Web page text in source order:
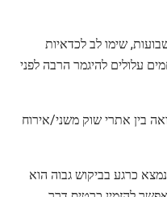
הכירו את הסבב, בדקו סביב 6 שבועות, שימו לב לכדאיות
עלולים להיגמר הרבה לפני
בין אתרי שוק משני/אירוח